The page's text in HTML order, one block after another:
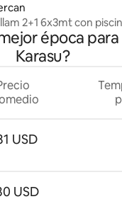
2+1 6x3mt con
época
Karasu?
USD
USD